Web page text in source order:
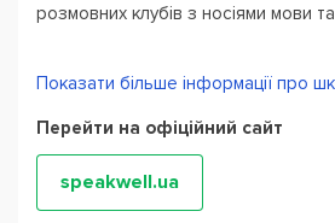
розмовних клубів з носіями мови
групах, в Zoom та Google Meet.
Показати більше інформації про
Перейти на офіційний сайт
speakwell.ua